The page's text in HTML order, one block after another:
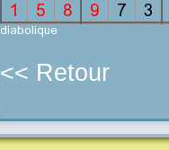
<< Retour